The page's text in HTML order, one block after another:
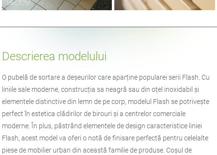
Descrierea modelului
O pubelă de sortare a deșeurilor care aparține popularei serii Flash. Cu
liniile sale moderne, construcția sa neagră sau din oțel inoxidabil și
elementele distinctive din lemn de pe corp, modelul Flash se potrivește
perfect în estetica clădirilor de birouri și a centrelor comerciale
moderne. În plus, păstrând elementele de design caracteristice liniei
Flash, acest model va oferi o notă de finisare perfectă pentru celelalte
piese de mobilier urban din această familie de produse. Coșul de